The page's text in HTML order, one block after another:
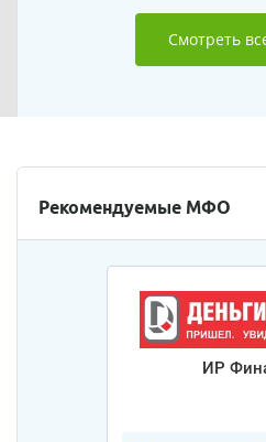
Смотреть
Рекомендуемые МФО
ИР